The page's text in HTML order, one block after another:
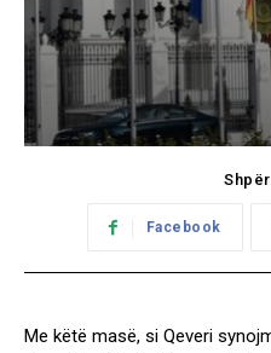
Facebook
Me këtë masë, si Qeveri